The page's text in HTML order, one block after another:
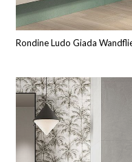
Rondine Ludo Giada